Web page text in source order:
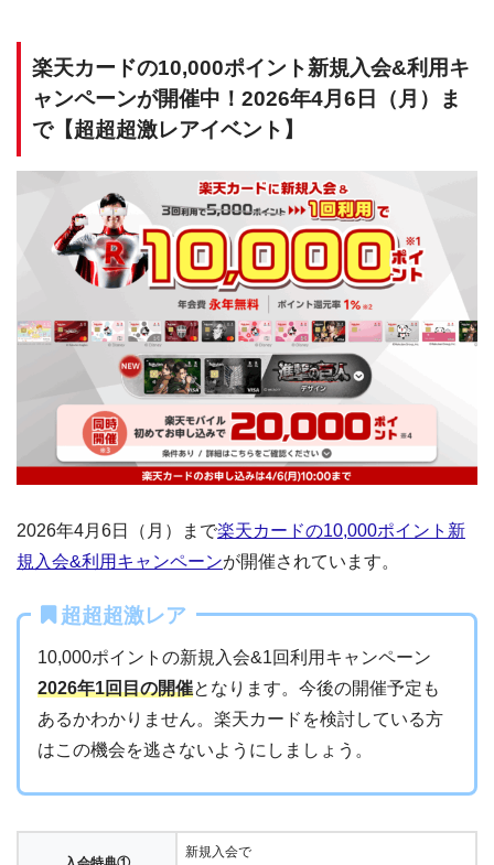
楽天カードの10,000ポイント新規入会&利用キ
ャンペーンが開催中！2026年4月6日（月）ま
で【超超超激レアイベント】
2026年4月6日（月）まで楽天カードの10,000ポイント新
規入会&利用キャンペーンが開催されています。
超超超激レア
10,000ポイントの新規入会&1回利用キャンペーン
2026年1回目の開催となります。今後の開催予定も
あるかわかりません。楽天カードを検討している方
はこの機会を逃さないようにしましょう。
新規入会で